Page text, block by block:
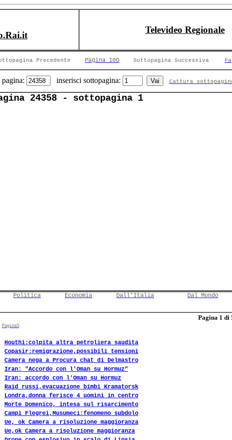
Televideo Regionale
Precedente Pagina 100 Sottopagina Successiva
inserisci sottopagina: Cattura
24358 - sottopagina 1
Politica Economia Dall'Italia Dal Mondo
Pagina 1 di
Pagina5
Houthi:colpita altra petroliera saudita
Copasir:remigrazione,possibili tensioni
Camera nega a Procura chat di Delmastro
Iran: "Accordo con l'Oman su Hormuz"
Iran: accordo con l'Oman su Hormuz
Raid russi,evacuazione bimbi Kramatorsk
Londra,donna ferisce 4 uomini in centro
Morte Domenico, intesa sul risarcimento
Campi Flegrei,Musumeci:fenomeno subdolo
Ue, ok Camera a risoluzione maggioranza
Ue,ok Camera a risoluzione maggioranza